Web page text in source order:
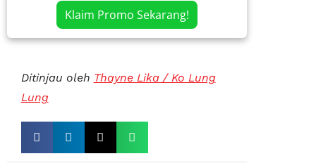
Klaim Promo Sekarang!
Ditinjau oleh Thayne Lika / Ko Lung
Lung